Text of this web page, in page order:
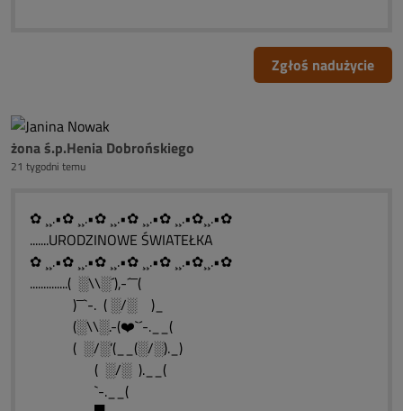
Zgłoś nadużycie
żona ś.p.Henia Dobrońskiego
21 tygodni temu
✿ ¸¸.•✿ ¸¸.•✿ ¸¸.•✿ ¸¸.•✿ ¸¸.•✿¸¸.•✿
.......URODZINOWE ŚWIATEŁKA
✿ ¸¸.•✿ ¸¸.•✿ ¸¸.•✿ ¸¸.•✿ ¸¸.•✿¸¸.•✿
..............( ░\\░´),-´¯¯(
)¯¯`-. ( ░/░ )_
(░\\░.-(❤️`´-.__(
( ░/░’(__(░/░)._)
( ░/░ ).__(
`-.__(